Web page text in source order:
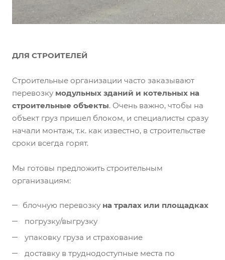
ДЛЯ СТРОИТЕЛЕЙ
Строительные организации часто заказывают
перевозку модульных зданий и котельных на
строительные объекты. Очень важно, чтобы на
объект груз пришел блоком, и специалисты сразу
начали монтаж, т.к. как известно, в строительстве
сроки всегда горят.
Мы готовы предложить строительным
организациям:
блочную перевозку на тралах или площадках
погрузку/выгрузку
упаковку груза и страхование
доставку в труднодоступные места по